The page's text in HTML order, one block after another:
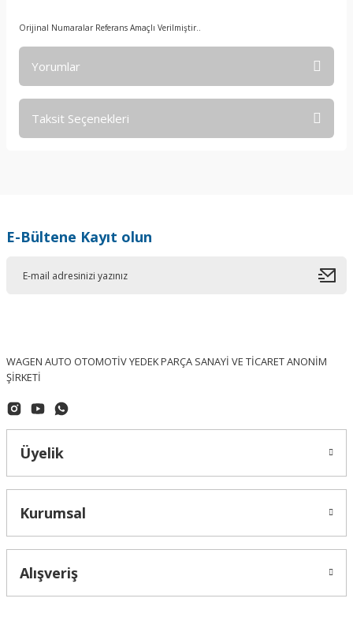
Orijinal Numaralar Referans Amaçlı Verilmiştir..
Yorumlar
Taksit Seçenekleri
E-Bültene Kayıt olun
WAGEN AUTO OTOMOTİV YEDEK PARÇA SANAYİ VE TİCARET ANONİM
ŞİRKETİ
Üyelik
Kurumsal
Alışveriş